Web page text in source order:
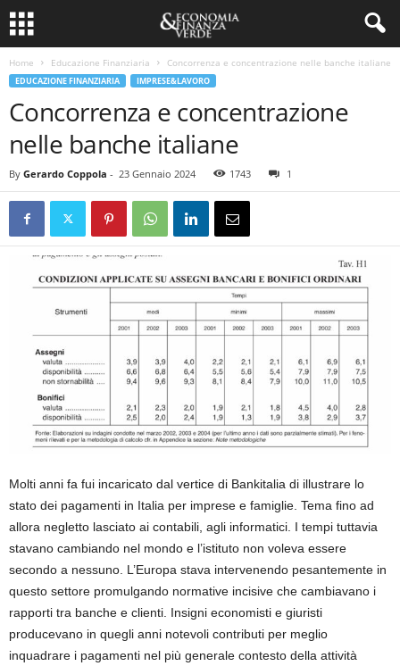
Home Educazione Finanziaria Concorrenza e concentrazione nelle banche italiane
EDUCAZIONE FINANZIARIA IMPRESE&LAVORO
Concorrenza e concentrazione
nelle banche italiane
By Gerardo Coppola - 23 Gennaio 2024 1743 1
Molti anni fa fui incaricato dal vertice di Bankitalia di illustrare lo
stato dei pagamenti in Italia per imprese e famiglie. Tema fino ad
allora negletto lasciato ai contabili, agli informatici. I tempi tuttavia
stavano cambiando nel mondo e l’istituto non voleva essere
secondo a nessuno. L’Europa stava intervenendo pesantemente in
questo settore promulgando normative incisive che cambiavano i
rapporti tra banche e clienti. Insigni economisti e giuristi
producevano in quegli anni notevoli contributi per meglio
inquadrare i pagamenti nel più generale contesto della attività